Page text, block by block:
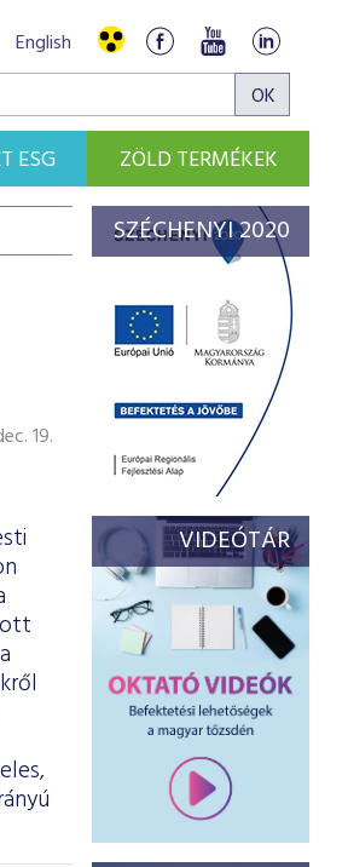
English
ESG ZÖLD TERMÉKEK
19.
SZÉCHENYI 2020
VIDEÓTÁR